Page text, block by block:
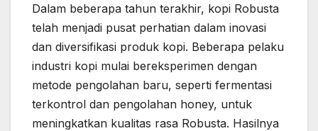
Dalam beberapa tahun terakhir, kopi Robusta
telah menjadi pusat perhatian dalam inovasi
dan diversifikasi produk kopi. Beberapa pelaku
industri kopi mulai bereksperimen dengan
metode pengolahan baru, seperti fermentasi
terkontrol dan pengolahan honey, untuk
meningkatkan kualitas rasa Robusta. Hasilnya